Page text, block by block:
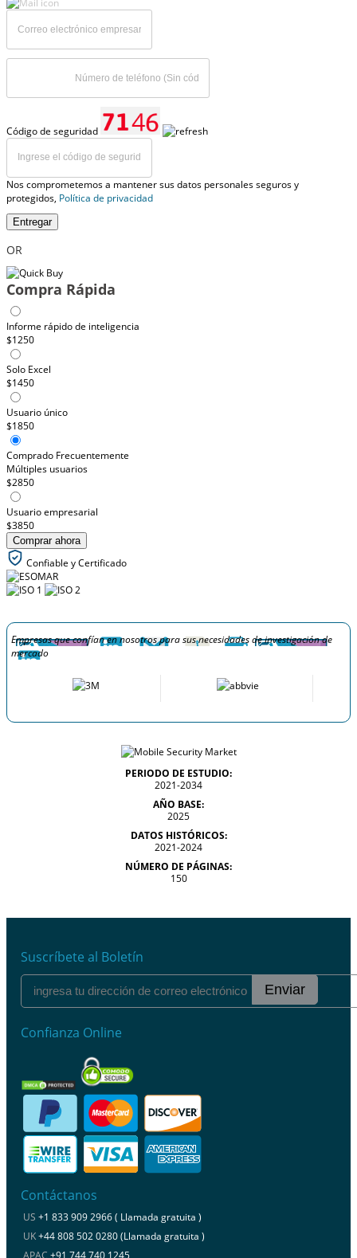
Código de seguridad
Nos comprometemos a mantener sus datos personales seguros y
protegidos, Política de privacidad
Entregar
OR
Compra Rápida
Informe rápido de inteligencia
$1250
Solo Excel
$1450
Usuario único
$1850
Comprado Frecuentemente
Múltiples usuarios
$2850
Usuario empresarial
$3850
Comprar ahora
Confiable y Certificado
Empresas que confían en nosotros para sus necesidades de investigación de
mercado
PERIODO DE ESTUDIO:
2021-2034
AÑO BASE:
2025
DATOS HISTÓRICOS:
2021-2024
NÚMERO DE PÁGINAS:
150
Suscríbete al Boletín
Enviar
Confianza Online
Contáctanos
US +1 833 909 2966 ( Llamada gratuita )
UK+44 808 502 0280 (Llamada gratuita )
APAC +91 744 740 1245